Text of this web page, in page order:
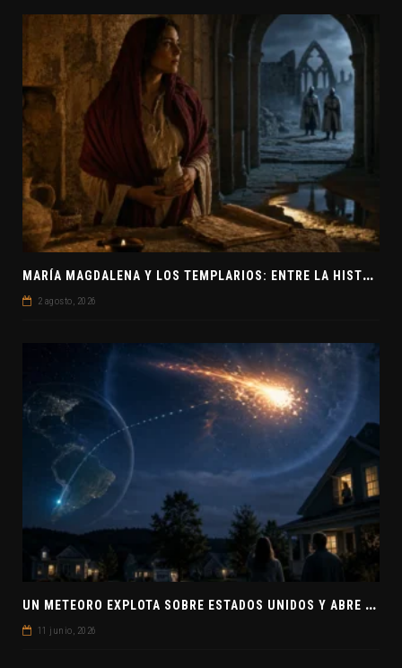
M
ARÍA MAGDALENA Y LOS TEMPLARIOS: ENTRE LA HISTORIA Y EL MISTERIO
2 agosto, 2026
U
N METEORO EXPLOTA SOBRE ESTADOS UNIDOS Y ABRE LA PISTA DE POLAR-IM, UN POSIBLE VISITANTE INTERESTELAR
11 junio, 2026